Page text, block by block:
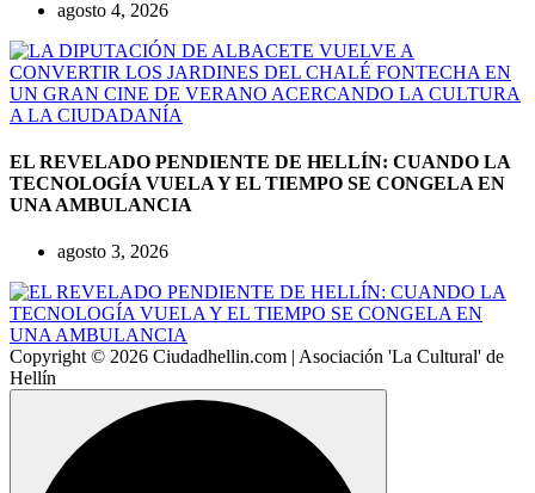
agosto 4, 2026
EL REVELADO PENDIENTE DE HELLÍN: CUANDO LA
TECNOLOGÍA VUELA Y EL TIEMPO SE CONGELA EN
UNA AMBULANCIA
agosto 3, 2026
Copyright © 2026 Ciudadhellin.com | Asociación 'La Cultural' de
Hellín